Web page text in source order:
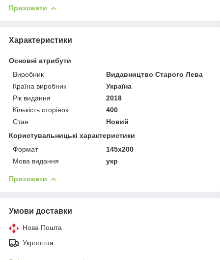
Приховати
Характеристики
Основні атрибути
Виробник
Видавництво Старого Лева
Країна виробник
Україна
Рік видання
2018
Кількість сторінок
400
Стан
Новий
Користувальницькі характеристики
Формат
145х200
Мова видання
укр
Приховати
Умови доставки
Нова Пошта
Укрпошта